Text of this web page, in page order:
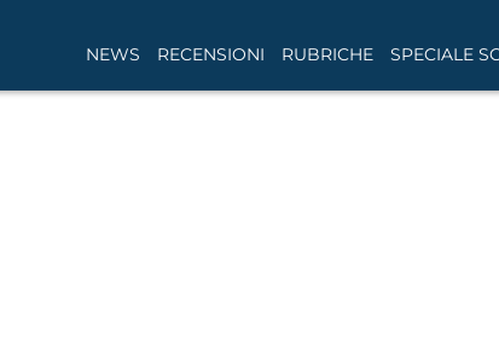
NEWS RECENSIONI RUBRICHE SPECIALE